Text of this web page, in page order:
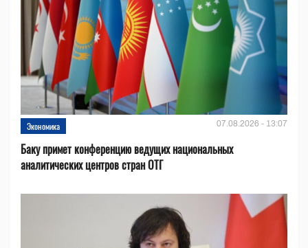
Экономика 07.08.2026 - 13:07
Баку примет конференцию ведущих национальных
аналитических центров стран ОТГ